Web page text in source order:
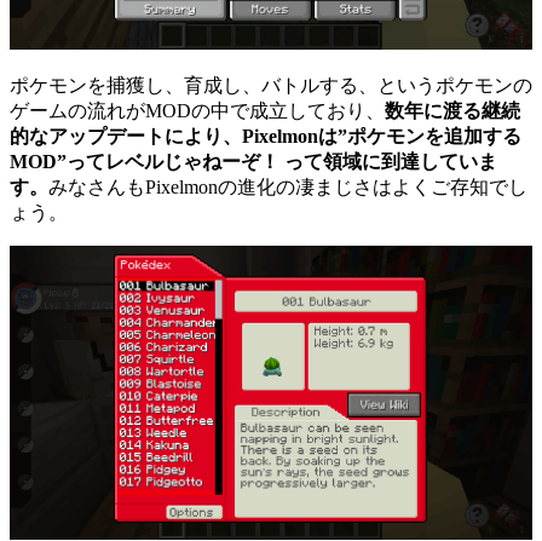
ポケモンを捕獲し、育成し、バトルする、というポケモンの
ゲームの流れがMODの中で成立しており、 数年に渡る継続
的なアップデートにより、Pixelmonは”ポケモンを追加する
MOD”ってレベルじゃねーぞ！ って領域に到達していま
す。 みなさんもPixelmonの進化の凄まじさはよくご存知でし
ょう。